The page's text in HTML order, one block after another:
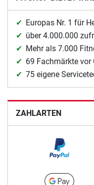
Europas Nr. 1 für
über 4.000.000
Mehr als 7.000
69 Fachmärkte vor
75 eigene
ZAHLARTEN